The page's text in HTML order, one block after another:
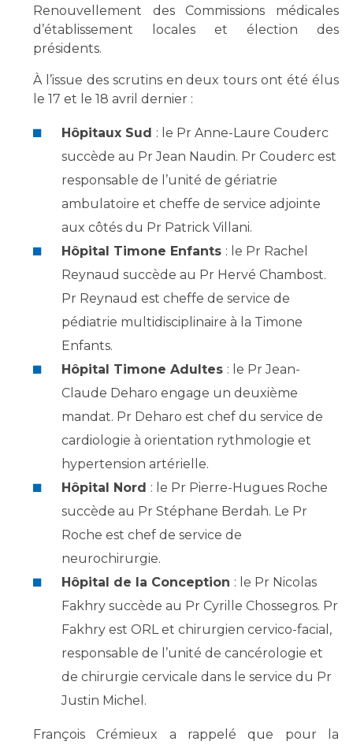
Vos droits, vos devoirs
Handicap
Pôle Médecine Physique et Réadaptation
Accueil sourds et malentendants
Charte Romain Jacob
Mouvement Parcours Handicap 13
Activité physique
Cancer
Médecine nucléaire
Maladies rares
Maternité Hôpital Nord
Vos représentants
La Commission Des Usagers (CDU)
Les Comités Locaux des Usagers
Qualité
Écoles et Instituts de Formation
Plateforme des internes
Professionnels de santé
Adresser un patient
Réseaux de soins
Adresser un examen au Laboratoire de Biologie
Médicale
Radiologie / Imagerie
Cancérologie
Les pôles d'activité médicale
Anatomie et Cytologie Pathologiques
Adresser un examen au Laboratoire d'Infectiologie
Plateforme d'Expertise Maladies Rares
Presse / Multimédia
Communiqués de presse
Dossiers de presse
Fournisseurs
Rôles et missions
Liste des marchés conclus
Documents utiles
Renouvellement des Commissions médicales
d’établissement locales et élection des
présidents.
À l’issue des scrutins en deux tours ont été élus
le 17 et le 18 avril dernier :
Hôpitaux Sud : le Pr Anne-Laure Couderc
succède au Pr Jean Naudin. Pr Couderc est
responsable de l’unité de gériatrie
ambulatoire et cheffe de service adjointe
aux côtés du Pr Patrick Villani.
Hôpital Timone Enfants : le Pr Rachel
Reynaud succède au Pr Hervé Chambost.
Pr Reynaud est cheffe de service de
pédiatrie multidisciplinaire à la Timone
Enfants.
Hôpital Timone Adultes : le Pr Jean-
Claude Deharo engage un deuxième
mandat. Pr Deharo est chef du service de
cardiologie à orientation rythmologie et
hypertension artérielle.
Hôpital Nord : le Pr Pierre-Hugues Roche
succède au Pr Stéphane Berdah. Le Pr
Roche est chef de service de
neurochirurgie.
Hôpital de la Conception : le Pr Nicolas
Fakhry succède au Pr Cyrille Chossegros. Pr
Fakhry est ORL et chirurgien cervico-facial,
responsable de l’unité de cancérologie et
de chirurgie cervicale dans le service du Pr
Justin Michel.
François Crémieux a rappelé que pour la